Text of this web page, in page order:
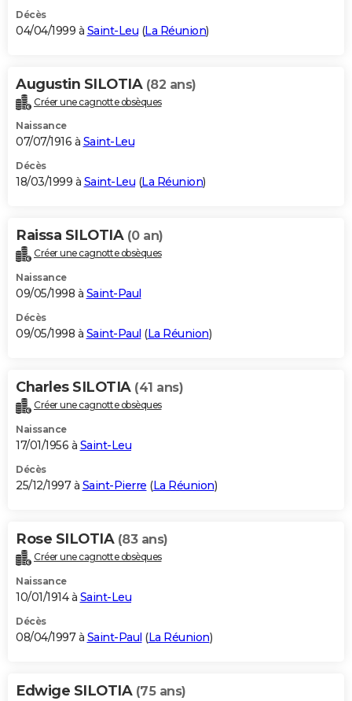
Décès
04/04/1999 à Saint-Leu (La Réunion)
Augustin SILOTIA (82 ans)
Créer une cagnotte obsèques
Naissance
07/07/1916 à Saint-Leu
Décès
18/03/1999 à Saint-Leu (La Réunion)
Raissa SILOTIA (0 an)
Créer une cagnotte obsèques
Naissance
09/05/1998 à Saint-Paul
Décès
09/05/1998 à Saint-Paul (La Réunion)
Charles SILOTIA (41 ans)
Créer une cagnotte obsèques
Naissance
17/01/1956 à Saint-Leu
Décès
25/12/1997 à Saint-Pierre (La Réunion)
Rose SILOTIA (83 ans)
Créer une cagnotte obsèques
Naissance
10/01/1914 à Saint-Leu
Décès
08/04/1997 à Saint-Paul (La Réunion)
Edwige SILOTIA (75 ans)